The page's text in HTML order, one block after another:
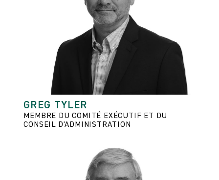
GREG TYLER
MEMBRE DU COMITÉ EXÉCUTIF ET DU
CONSEIL D'ADMINISTRATION